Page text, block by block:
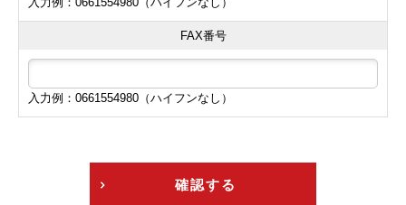
FAX番号
入力例：0661554980（ハイフンなし）
確認する